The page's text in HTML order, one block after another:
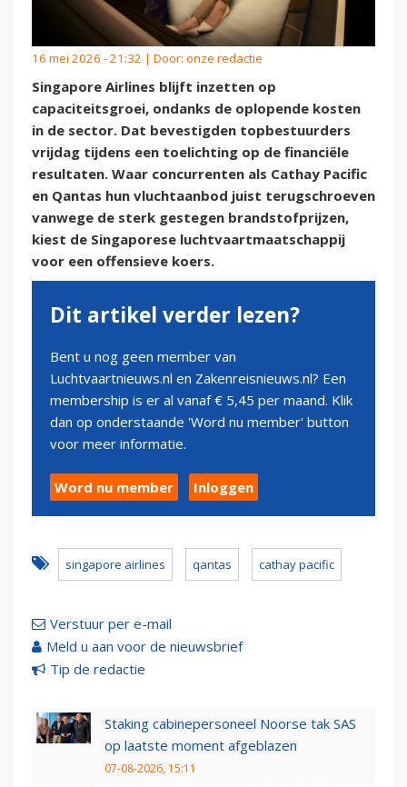
16 mei 2026 - 21:32 | Door: onze redactie
Singapore Airlines blijft inzetten op
capaciteitsgroei, ondanks de oplopende kosten
in de sector. Dat bevestigden topbestuurders
vrijdag tijdens een toelichting op de financiële
resultaten. Waar concurrenten als Cathay Pacific
en Qantas hun vluchtaanbod juist terugschroeven
vanwege de sterk gestegen brandstofprijzen,
kiest de Singaporese luchtvaartmaatschappij
voor een offensieve koers.
Dit artikel verder lezen?
Bent u nog geen member van
Luchtvaartnieuws.nl en Zakenreisnieuws.nl? Een
membership is er al vanaf € 5,45 per maand. Klik
dan op onderstaande 'Word nu member' button
voor meer informatie.
Word nu member Inloggen
singapore airlines qantas cathay pacific
Verstuur per e-mail
Meld u aan voor de nieuwsbrief
Tip de redactie
Staking cabinepersoneel Noorse tak SAS
op laatste moment afgeblazen
07-08-2026, 15:11